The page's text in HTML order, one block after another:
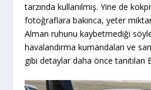
tarzında kullanılmış. Yine de
fotoğraflara bakınca, yeter
Alman ruhunu kaybetmediği
havalandırma kumandaları ve
gibi detaylar daha önce tanıtılan